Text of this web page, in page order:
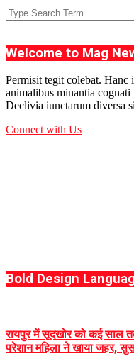
Search
Welcome to Mag
Permisit tegit colebat. Hanc
animalibus minantia cognati
Declivia iunctarum diversa
Connect with Us
Bold Design
रायपुर में सूदखोर को कई साल
परेशान महिला ने खाया जहर,